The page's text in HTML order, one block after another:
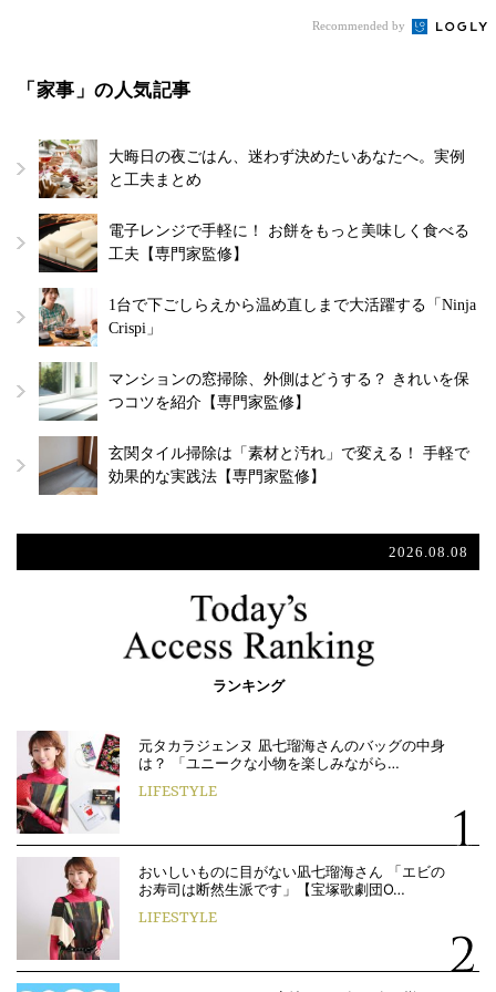
Recommended by
「家事」の人気記事
大晦日の夜ごはん、迷わず決めたいあなたへ。実例
と工夫まとめ
電子レンジで手軽に！ お餅をもっと美味しく食べる
工夫【専門家監修】
1台で下ごしらえから温め直しまで大活躍する「Ninja
Crispi」
マンションの窓掃除、外側はどうする？ きれいを保
つコツを紹介【専門家監修】
玄関タイル掃除は「素材と汚れ」で変える！ 手軽で
効果的な実践法【専門家監修】
2026.08.08
ランキング
元タカラジェンヌ 凪七瑠海さんのバッグの中身
は？ 「ユニークな小物を楽しみながら…
LIFESTYLE
おいしいものに目がない凪七瑠海さん 「エビの
お寿司は断然生派です」【宝塚歌劇団O…
LIFESTYLE